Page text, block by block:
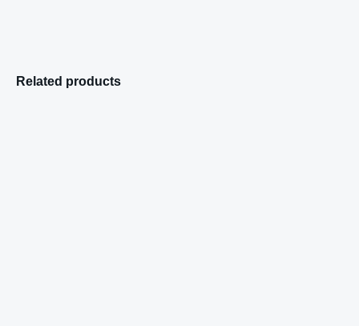
Related products